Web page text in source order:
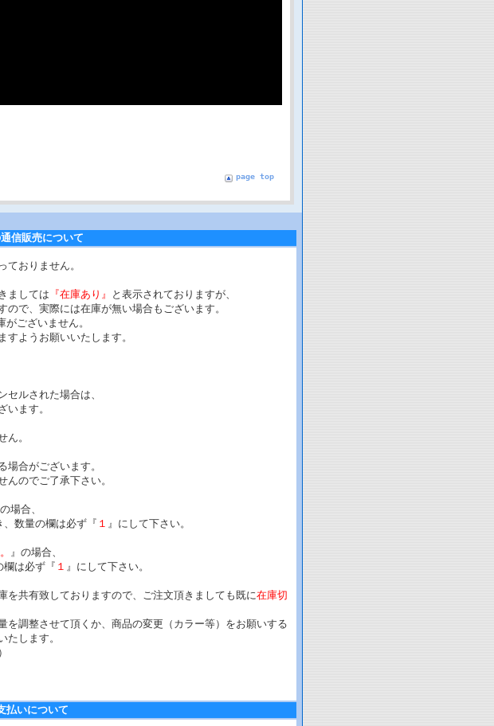
page top
信販売について
ておりません。
ましては 『在庫あり』
と表示されておりますが、
で、実際には在庫が無い場合もございます。
ございません。
ようお願いいたします。
セルされた場合は、
います。
ん。
合がございます。
のでご了承下さい。
場合、
数量の欄は必ず『 １ 』にして下さい。
』の場合、
は必ず『 １ 』にして下さい。
を共有致しておりますので、ご注文頂きましても既に在庫切
を調整させて頂くか、商品の変更（カラー等）をお願いする
します。
払いについて